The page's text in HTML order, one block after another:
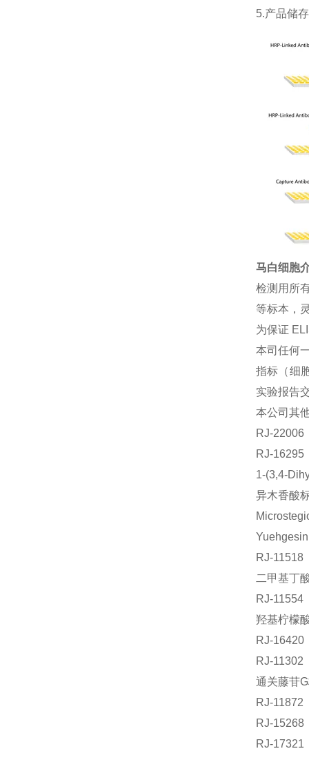
5.产品储
马白细胞
检测用所
等标本，
为保证
本司任何
指标（细
实验报告
本公司其
RJ-
RJ-
1-(3,4-
异木香酸
RJ-
二甲基丁
RJ-
羟基柠檬
RJ-
RJ-
通关藤苷
RJ-
RJ-
RJ-